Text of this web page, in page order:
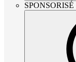
SPONSORISÉ